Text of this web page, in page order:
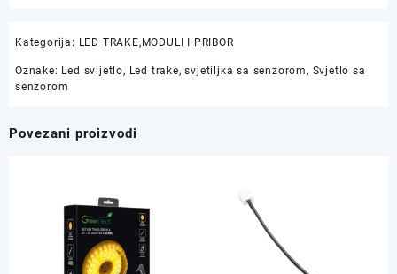
Kategorija: LED TRAKE,MODULI I PRIBOR
Oznake: Led svijetlo, Led trake,svjetiljka sa senzorom, Svjetlo sa
senzorom
Povezani proizvodi